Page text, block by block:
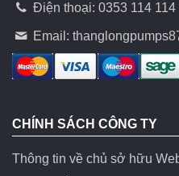
Điện thoại: 0353 114 114
Email:
CHÍNH SÁCH CÔNG TY
Thông tin về chủ sở hữu